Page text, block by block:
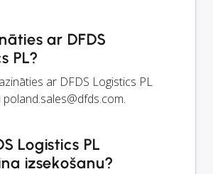
ar DFDS
PL?
ar DFDS Logistics PL
poland.sales@dfds.com.
Logistics PL
izsekošanu?